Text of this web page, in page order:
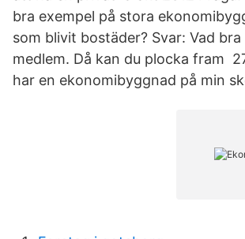
bra exempel på stora
som blivit bostäder? Svar: Vad
medlem. Då kan du plocka fram
har en ekonomibyggnad på min